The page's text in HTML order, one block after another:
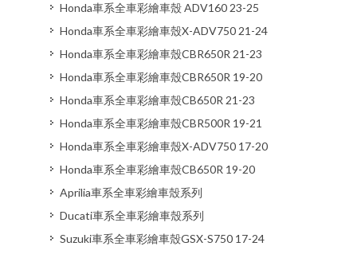
Honda車系全車彩繪車殼 ADV160 23-25
Honda車系全車彩繪車殼X-ADV750 21-24
Honda車系全車彩繪車殼CBR650R 21-23
Honda車系全車彩繪車殼CBR650R 19-20
Honda車系全車彩繪車殼CB650R 21-23
Honda車系全車彩繪車殼CBR500R 19-21
Honda車系全車彩繪車殼X-ADV750 17-20
Honda車系全車彩繪車殼CB650R 19-20
Aprilia車系全車彩繪車殼系列
Ducati車系全車彩繪車殼系列
Suzuki車系全車彩繪車殼GSX-S750 17-24